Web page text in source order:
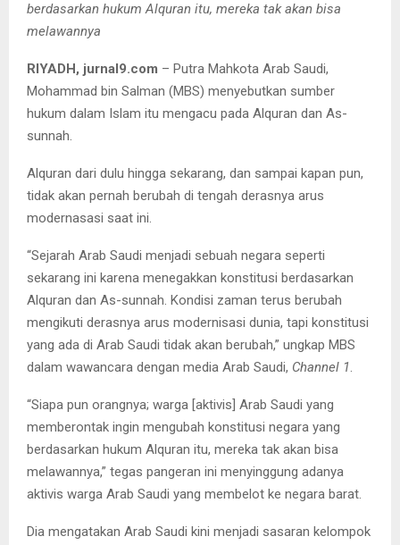
berdasarkan hukum Alquran itu, mereka tak akan bisa
melawannya
RIYADH, jurnal9.com – Putra Mahkota Arab Saudi,
Mohammad bin Salman (MBS) menyebutkan sumber
hukum dalam Islam itu mengacu pada Alquran dan As-
sunnah.
Alquran dari dulu hingga sekarang, dan sampai kapan pun,
tidak akan pernah berubah di tengah derasnya arus
modernasasi saat ini.
“Sejarah Arab Saudi menjadi sebuah negara seperti
sekarang ini karena menegakkan konstitusi berdasarkan
Alquran dan As-sunnah. Kondisi zaman terus berubah
mengikuti derasnya arus modernisasi dunia, tapi konstitusi
yang ada di Arab Saudi tidak akan berubah,” ungkap MBS
dalam wawancara dengan media Arab Saudi, Channel 1.
“Siapa pun orangnya; warga [aktivis] Arab Saudi yang
memberontak ingin mengubah konstitusi negara yang
berdasarkan hukum Alquran itu, mereka tak akan bisa
melawannya,” tegas pangeran ini menyinggung adanya
aktivis warga Arab Saudi yang membelot ke negara barat.
Dia mengatakan Arab Saudi kini menjadi sasaran kelompok